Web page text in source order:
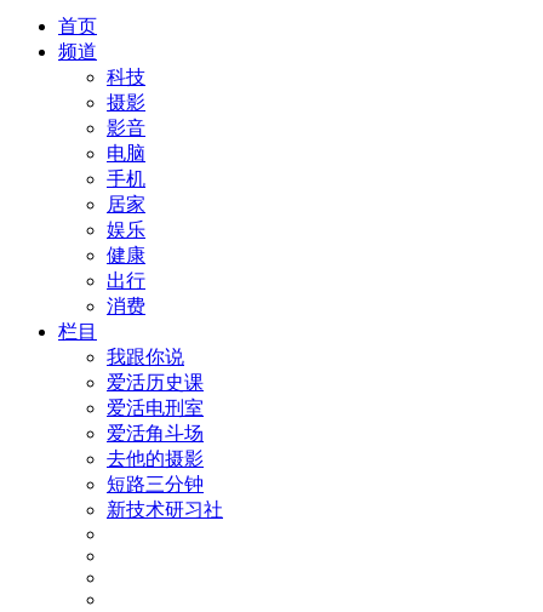
首页
频道
科技
摄影
影音
电脑
手机
居家
娱乐
健康
出行
消费
栏目
我跟你说
爱活历史课
爱活电刑室
爱活角斗场
去他的摄影
短路三分钟
新技术研习社